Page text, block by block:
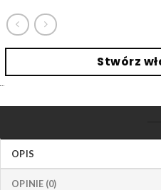
Stwórz
OPIS
OPINIE (0)